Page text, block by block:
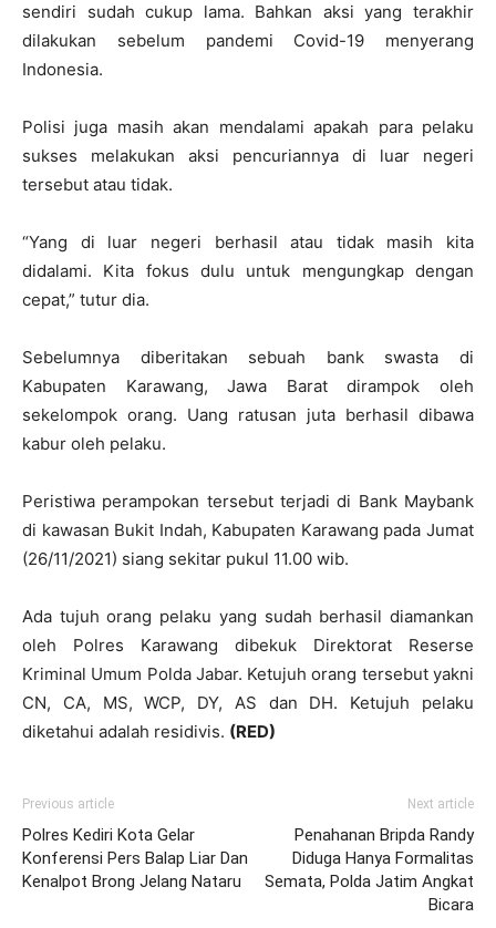
sendiri sudah cukup lama. Bahkan aksi yang terakhir
dilakukan sebelum pandemi Covid-19 menyerang
Indonesia.
Polisi juga masih akan mendalami apakah para pelaku
sukses melakukan aksi pencuriannya di luar negeri
tersebut atau tidak.
“Yang di luar negeri berhasil atau tidak masih kita
didalami. Kita fokus dulu untuk mengungkap dengan
cepat,” tutur dia.
Sebelumnya diberitakan sebuah bank swasta di
Kabupaten Karawang, Jawa Barat dirampok oleh
sekelompok orang. Uang ratusan juta berhasil dibawa
kabur oleh pelaku.
Peristiwa perampokan tersebut terjadi di Bank Maybank
di kawasan Bukit Indah, Kabupaten Karawang pada Jumat
(26/11/2021) siang sekitar pukul 11.00 wib.
Ada tujuh orang pelaku yang sudah berhasil diamankan
oleh Polres Karawang dibekuk Direktorat Reserse
Kriminal Umum Polda Jabar. Ketujuh orang tersebut yakni
CN, CA, MS, WCP, DY, AS dan DH. Ketujuh pelaku
diketahui adalah residivis. (RED)
Previous article
Polres Kediri Kota Gelar
Konferensi Pers Balap Liar Dan
Kenalpot Brong Jelang Nataru
Next article
Penahanan Bripda Randy
Diduga Hanya Formalitas
Semata, Polda Jatim Angkat
Bicara